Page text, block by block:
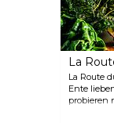
La
La Route
Ente
probieren
Fehler